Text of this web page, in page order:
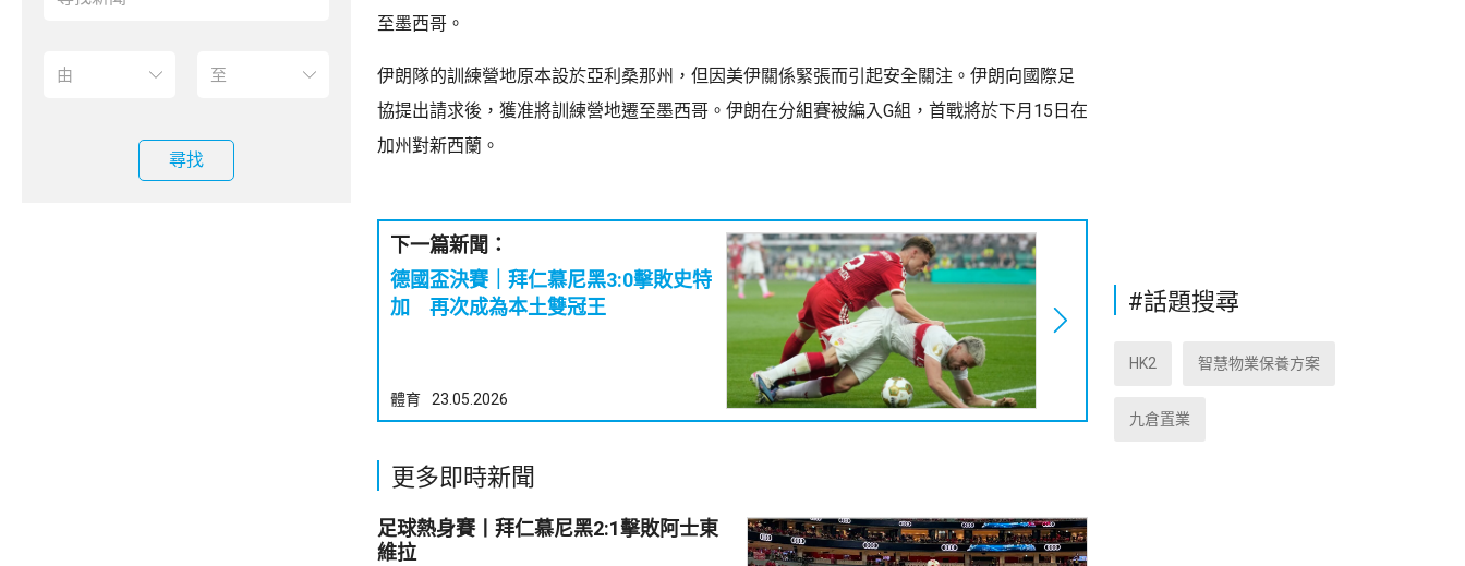
尋找
至墨西哥。
伊朗隊的訓練營地原本設於亞利桑那州，但因美伊關係緊張而引起安全關注。伊朗向國際足
協提出請求後，獲准將訓練營地遷至墨西哥。伊朗在分組賽被編入G組，首戰將於下月15日在
加州對新西蘭。
下一篇新聞：
德國盃決賽｜拜仁慕尼黑3:0擊敗史特
加 再次成為本土雙冠王
體育 23.05.2026
更多即時新聞
足球熱身賽丨拜仁慕尼黑2:1擊敗阿士東
維拉
#話題搜尋
HK2 智慧物業保養方案
九倉置業